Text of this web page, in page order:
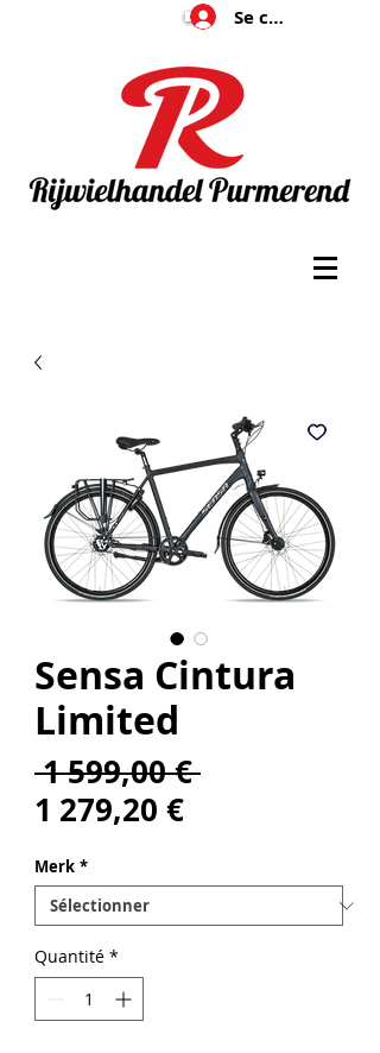
Se connecter
Sensa Cintura
Limited
1 599,00 € Prix
1 279,20 €Prix
Merk *
Quantité *